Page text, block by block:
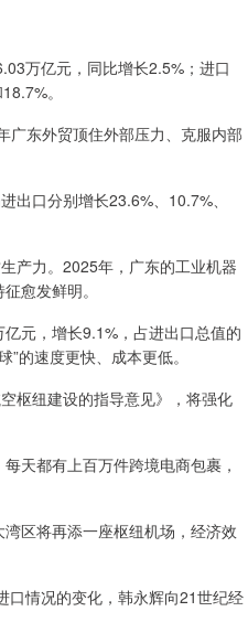
万亿元，同比增长2.5%；进口
。
广东外贸顶住外部压力、克服内部
出口分别增长23.6%、10.7%、
产力。2025年，广东的工业机器
愈发鲜明。
元，增长9.1%，占进出口总值的
的速度更快、成本更低。
枢纽建设的指导意见》，将强化
天都有上百万件跨境电商包裹，
区将再添一座枢纽机场，经济效
口情况的变化，韩永辉向21世纪经